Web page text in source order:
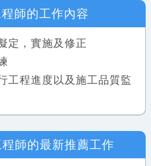
師的工作內容
定，實施及修正
工程進度以及施工品質監
師的最新推薦工作